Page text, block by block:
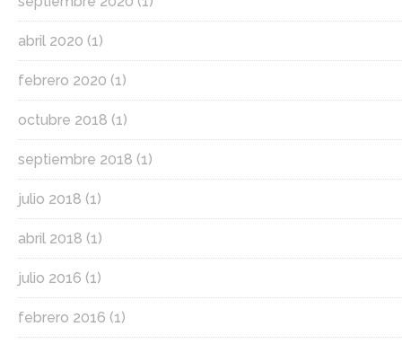
abril 2020 (1)
febrero 2020 (1)
octubre 2018 (1)
septiembre 2018 (1)
julio 2018 (1)
abril 2018 (1)
julio 2016 (1)
febrero 2016 (1)